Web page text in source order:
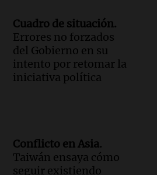
Cuadro de situación.
Errores no forzados
del Gobierno en su
intento por retomar la
iniciativa política
Conflicto en Asia.
Taiwán ensaya cómo
seguir existiendo